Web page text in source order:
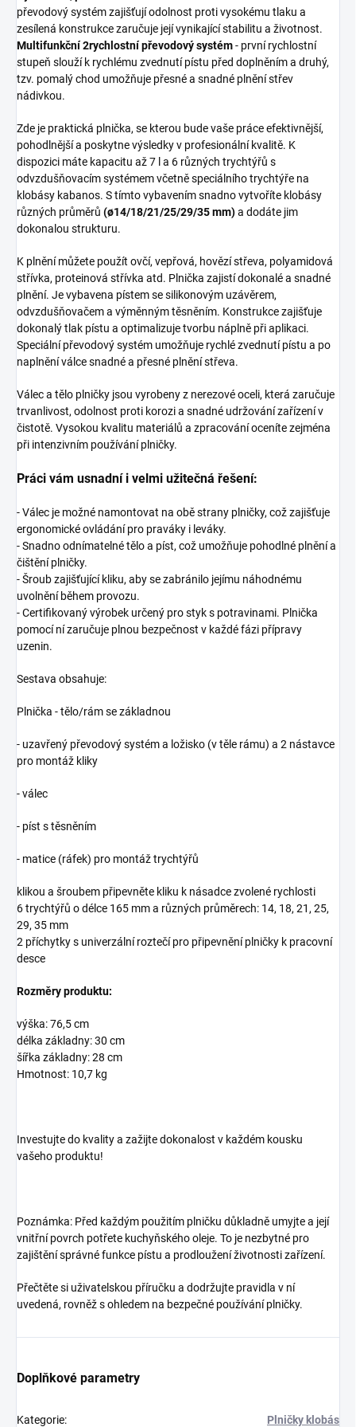
převodový systém zajišťují odolnost proti vysokému tlaku a
zesílená konstrukce zaručuje její vynikající stabilitu a životnost.
Multifunkční 2rychlostní převodový systém- první rychlostní
stupeň slouží k rychlému zvednutí pístu před doplněním a druhý,
tzv. pomalý chod umožňuje přesné a snadné plnění střev
nádivkou.
Zde je praktická plnička, se kterou bude vaše práce efektivnější,
pohodlnější a poskytne výsledky v profesionální kvalitě. K
dispozici máte kapacitu až 7 l a 6 různých trychtýřů s
odvzdušňovacím systémem včetně speciálního trychtýře na
klobásy kabanos. S tímto vybavením snadno vytvoříte klobásy
různých průměrů (ø14/18/21/25/29/35 mm)a dodáte jim
dokonalou strukturu.
K plnění můžete použít ovčí, vepřová, hovězí střeva, polyamidová
střívka, proteinová střívka atd. Plnička zajistí dokonalé a snadné
plnění. Je vybavena pístem se silikonovým uzávěrem,
odvzdušňovačem a výměnným těsněním. Konstrukce zajišťuje
dokonalý tlak pístu a optimalizuje tvorbu náplně při aplikaci.
Speciální převodový systém umožňuje rychlé zvednutí pístu a po
naplnění válce snadné a přesné plnění střeva.
Válec a tělo plničky jsou vyrobeny z nerezové oceli, která zaručuje
trvanlivost, odolnost proti korozi a snadné udržování zařízení v
čistotě. Vysokou kvalitu materiálů a zpracování oceníte zejména
při intenzivním používání plničky.
Práci vám usnadní i velmi užitečná řešení:
- Válec je možné namontovat na obě strany plničky, což zajišťuje
ergonomické ovládání pro praváky i leváky.
- Snadno odnímatelné tělo a píst, což umožňuje pohodlné plnění a
čištění plničky.
- Šroub zajišťující kliku, aby se zabránilo jejímu náhodnému
uvolnění během provozu.
- Certifikovaný výrobek určený pro styk s potravinami. Plnička
pomocí ní zaručuje plnou bezpečnost v každé fázi přípravy
uzenin.
Sestava obsahuje:
Plnička - tělo/rám se základnou
- uzavřený převodový systém a ložisko (v těle rámu) a 2 nástavce
pro montáž kliky
- válec
- píst s těsněním
- matice (ráfek) pro montáž trychtýřů
klikou a šroubem připevněte kliku k násadce zvolené rychlosti
6 trychtýřů o délce 165 mm a různých průměrech: 14, 18, 21, 25,
29, 35 mm
2 příchytky s univerzální roztečí pro připevnění plničky k pracovní
desce
Rozměry produktu:
výška: 76,5 cm
délka základny: 30 cm
šířka základny: 28 cm
Hmotnost: 10,7 kg
Investujte do kvality a zažijte dokonalost v každém kousku
vašeho produktu!
Poznámka: Před každým použitím plničku důkladně umyjte a její
vnitřní povrch potřete kuchyňského oleje. To je nezbytné pro
zajištění správné funkce pístu a prodloužení životnosti zařízení.
Přečtěte si uživatelskou příručku a dodržujte pravidla v ní
uvedená, rovněž s ohledem na bezpečné používání plničky.
Doplňkové parametry
Kategorie: Plničky klobás